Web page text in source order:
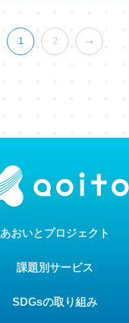
1 2
あおいとプロジェクト
SDGsの取り組み
課題別サービス